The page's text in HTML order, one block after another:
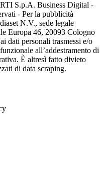
RTI S.p.A. Business Digital -
- Per la pubblicità
N.V., sede legale
Europa 46, 20093 Cologno
dati personali trasmessi e/o
all’addestramento di
È altresì fatto divieto
di data scraping.